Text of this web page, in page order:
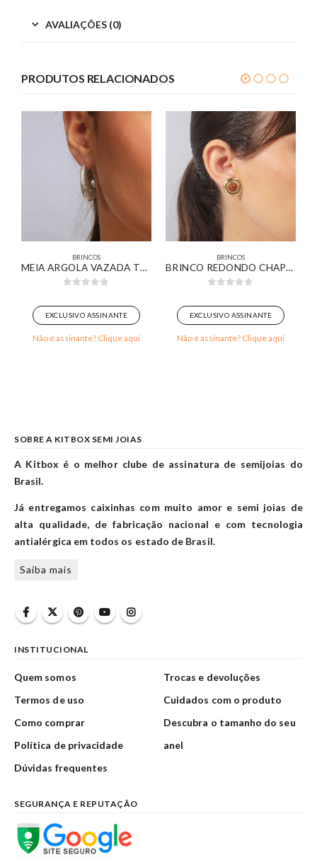
AVALIAÇÕES (0)
PRODUTOS RELACIONADOS
BRINCOS
MEIA ARGOLA VAZADA TEXTURIZADA BANHADA EM OURO BRANCO
EXCLUSIVO ASSINANTE
Não é assinante? Clique aqui
BRINCOS
BRINCO REDONDO CHAPA DETALHADA COM PEDRA MARROM BANHADO EM OURO 18K
EXCLUSIVO ASSINANTE
Não é assinante? Clique aqui
SOBRE A KITBOX SEMI JOIAS
A Kitbox é o melhor clube de assinatura de semijoias do
Brasil.
Já entregamos caixinhas com muito amor e semi joias de
alta qualidade, de fabricação nacional e com tecnologia
antialérgica em todos os estado de Brasil.
Saiba mais
INSTITUCIONAL
Quem somos
Termos de uso
Como comprar
Política de privacidade
Dúvidas frequentes
Trocas e devoluções
Cuidados com o produto
Descubra o tamanho do seu
anel
SEGURANÇA E REPUTAÇÃO